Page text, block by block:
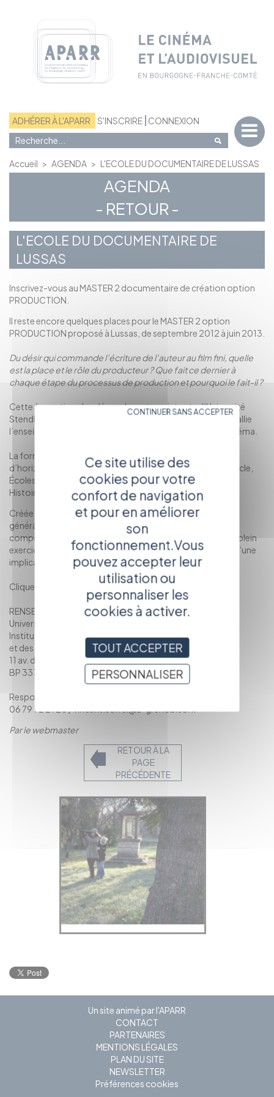
ADHÉRER À L'APARR S'INSCRIRE CONNEXION
Accueil > AGENDA > L'ECOLE DU DOCUMENTAIRE DE LUSSAS
AGENDA
- RETOUR -
L'ECOLE DU DOCUMENTAIRE DE
LUSSAS
Inscrivez-vous au MASTER 2 documentaire de création option
PRODUCTION.
Il reste encore quelques places pour le MASTER 2 option
PRODUCTION proposé à Lussas, de septembre 2012 à juin 2013.
Du désir qui commande l’écriture de l’auteur au film fini, quelle
est la place et le rôle du producteur ? Que fait ce dernier à
chaque étape du processus de production et pourquoi le fait-il ?
Cette formation, fondée sur le partenariat entre l’Université
Stendhal de Grenoble et l’école documentaire de Lussas, allie
l’enseignement théorique à une « pratique » d'école de cinéma.
La formation rassemble chaque année 6 étudiants venus
d’horizons les plus divers (Communication, Arts du spectacle,
Écoles d’art, Sciences-politiques, Socio-anthropologie,
Histoire,…) ou des professionnels en reprise d’études.
Créée en 2008 , elle ambitionne de former une nouvelle
génération de producteurs dotés de l’ensemble des
compétences artistiques et économiques nécessaires au plein
exercice de leur métier et forts d’une exigence critique et d’une
implication sur les projets.
Cliquez ici pour plus d'infos
RENSEIGNEMENTS ET INSCRIPTION
Université Stendhal
Institut de la Communication
et des Médias
11 av. du 8 mai 1945
BP 337 - 38434 Echirolles
Responsable pédagogique : Vincent Sorrel
06 79 72 21 20 / vincent.sorrel@u-grenoble3.fr
Par le webmaster
RETOUR À LA
PAGE
PRÉCÉDENTE
Un site animé par l'APARR
CONTACT
PARTENAIRES
MENTIONS LÉGALES
PLAN DU SITE
NEWSLETTER
Préférences cookies
Ce site utilise des
cookies pour votre
confort de navigation
et pour en améliorer
son
fonctionnement.Vous
pouvez accepter leur
utilisation ou
personnaliser les
cookies à activer.
TOUT ACCEPTER
CONTINUER SANS ACCEPTER
PERSONNALISER